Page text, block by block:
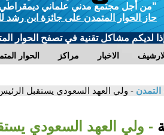
"من أجل مجتمع مدني علماني ديمقراطي
حاز الحوار المتمدن على جائزة ابن رشد
إذا لديكم مشاكل تقنية في تصفح الحوار
الحوار مراكز الاخبار
التمدن - ولي العهد السعودي يستقبل
- ولي العهد السعودي